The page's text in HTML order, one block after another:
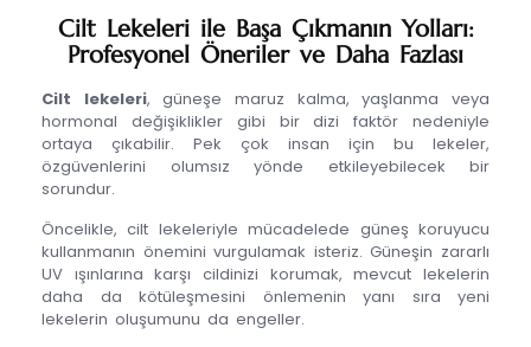
Cilt Lekeleri ile Başa Çıkmanın Yolları:
Profesyonel Öneriler ve Daha Fazlası
Cilt lekeleri, güneşe maruz kalma, yaşlanma veya
hormonal değişiklikler gibi bir dizi faktör nedeniyle
ortaya çıkabilir. Pek çok insan için bu lekeler,
özgüvenlerini olumsız yönde etkileyebilecek bir
sorundur.
Öncelikle, cilt lekeleriyle mücadelede güneş koruyucu
kullanmanın önemini vurgulamak isteriz. Güneşin zararlı
UV ışınlarına karşı cildinizi korumak, mevcut lekelerin
daha da kötüleşmesini önlemenin yanı sıra yeni
lekelerin oluşumunu da engeller.